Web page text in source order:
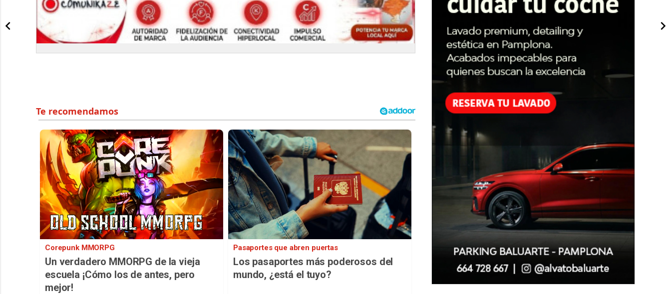
Corepunk MMORPG
Un verdadero MMORPG de la vieja
escuela ¡Cómo los de antes, pero
mejor!
Pasaportes que abren puertas
Los pasaportes más poderosos del
mundo, ¿está el tuyo?